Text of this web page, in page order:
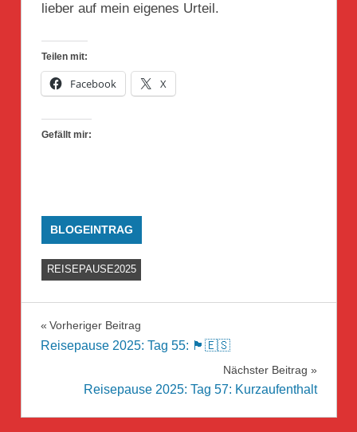
lieber auf mein eigenes Urteil.
Teilen mit:
Facebook X
Gefällt mir:
BLOGEINTRAG
REISEPAUSE2025
Beitragsnavigation
Vorheriger Beitrag
Reisepause 2025: Tag 55: 🏴󠁧󠁢󠁥󠁮󠁧󠁿🇪🇸
Nächster Beitrag
Reisepause 2025: Tag 57: Kurzaufenthalt